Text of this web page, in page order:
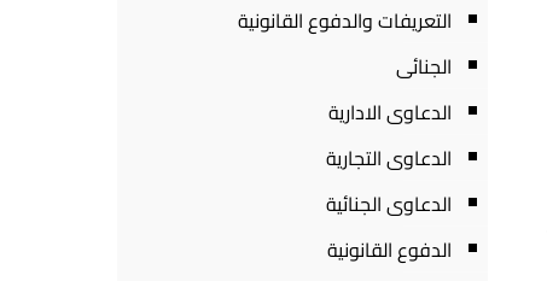
التعريفات والدفوع القانونية
الجنائى
الدعاوى الادارية
الدعاوى التجارية
الدعاوى الجنائية
الدفوع القانونية